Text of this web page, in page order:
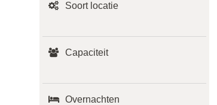
Soort locatie
Capaciteit
Overnachten